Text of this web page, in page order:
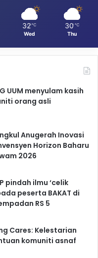
32 ℃
Wed
30 ℃
Thu
UUM menyulam kasih
orang asli
Anugerah Inovasi
Horizon Baharu
2026
pindah ilmu ‘celik
peserta BAKAT di
RS 5
Cares: Kelestarian
komuniti asnaf